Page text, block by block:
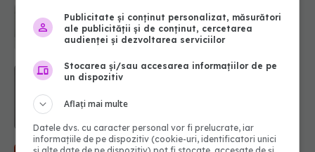
care reduce inflamația stomacului
08.08.2026, 19:00
Microplasticele pot traversa bariera
Publicitate și conținut personalizat, măsurători
ale publicității și de conținut, cercetarea
audienței și dezvoltarea serviciilor
Stocarea și/sau accesarea informațiilor de pe
un dispozitiv
Aflați mai multe
Datele dvs. cu caracter personal vor fi prelucrate, iar
informațiile de pe dispozitiv (cookie-uri, identificatori unici